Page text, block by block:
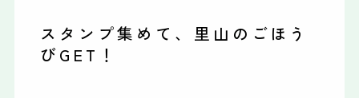
スタンプ集めて、里山のごほう
びGET！